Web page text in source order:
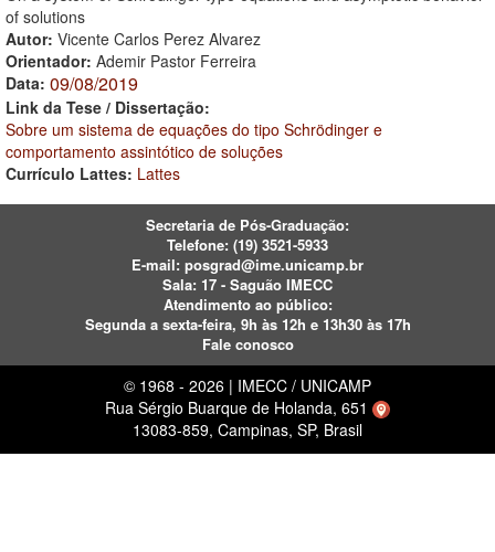
of solutions
Autor: Vicente Carlos Perez Alvarez
Orientador: Ademir Pastor Ferreira
Data: 09/08/2019
Link da Tese / Dissertação:
Sobre um sistema de equações do tipo Schrödinger e
comportamento assintótico de soluções
Currículo Lattes: Lattes
Secretaria de Pós-Graduação:
Telefone: (19) 3521-5933
E-mail: posgrad@ime.unicamp.br
Sala: 17 - Saguão IMECC
Atendimento ao público:
Segunda a sexta-feira, 9h às 12h e 13h30 às 17h
Fale conosco
© 1968 - 2026 | IMECC / UNICAMP
Rua Sérgio Buarque de Holanda, 651
13083-859, Campinas, SP, Brasil